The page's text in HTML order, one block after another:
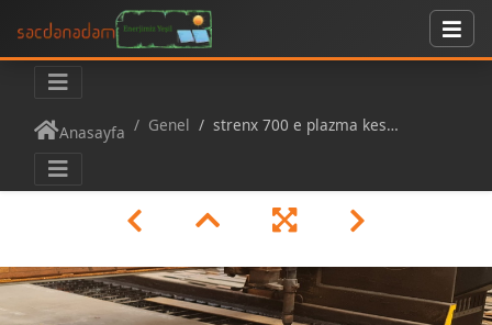
Anasayfa Genel strenx 700 e plazma kesim002